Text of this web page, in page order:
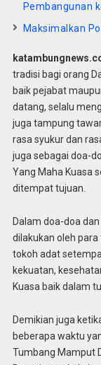
Pembangunan
Maksimalkan
tradisi bagi orang
baik pejabat
datang, selalu
juga tampung
rasa syukur dan
juga sebagai doa-
Yang Maha Kuasa
ditempat tujuan.
Dalam doa-doa
dilakukan oleh
tokoh adat
kekuatan,
Kuasa baik dalam
Demikian juga
beberapa waktu
Tumbang Mamput